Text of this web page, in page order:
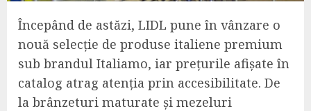
Începând de astăzi, LIDL pune în vânzare o
nouă selecție de produse italiene premium
sub brandul Italiamo, iar prețurile afișate în
catalog atrag atenția prin accesibilitate. De
la brânzeturi maturate și mezeluri